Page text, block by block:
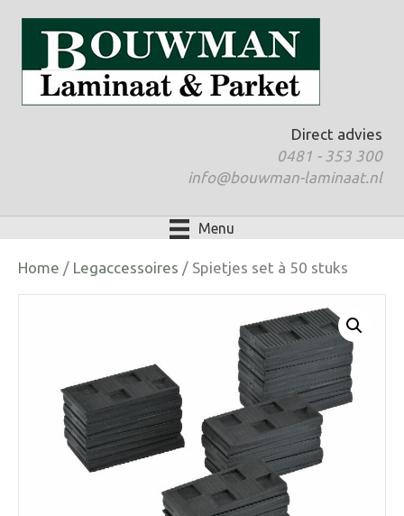
Direct advies
0481 - 353 300
info@bouwman-laminaat.nl
Menu
Home / Legaccessoires / Spietjes set à 50 stuks